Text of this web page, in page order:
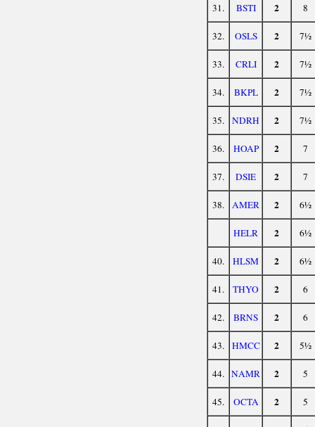
31. BSTI 2 8
32. OSLS 2 7½
33. CRLI 2 7½
34. BKPL 2 7½
35. NDRH 2 7½
36. HOAP 2 7
37. DSIE 2 7
38. AMER 2 6½
HELR 2 6½
40. HLSM 2 6½
41. THYO 2 6
42. BRNS 2 6
43. HMCC 2 5½
44. NAMR 2 5
45. OCTA 2 5